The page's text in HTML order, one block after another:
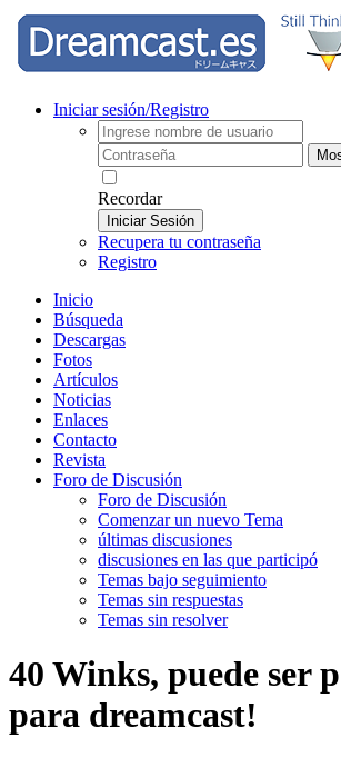
Iniciar sesión/Registro
Recordar
Iniciar Sesión
Recupera tu contraseña
Registro
Inicio
Búsqueda
Descargas
Fotos
Artículos
Noticias
Enlaces
Contacto
Revista
Foro de Discusión
Foro de Discusión
Comenzar un nuevo Tema
últimas discusiones
discusiones en las que participó
Temas bajo seguimiento
Temas sin respuestas
Temas sin resolver
40 Winks, puede ser
para dreamcast!